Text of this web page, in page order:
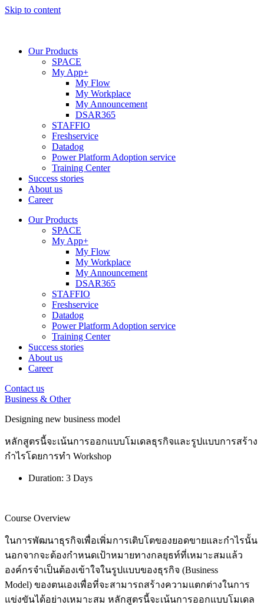
Skip to content
Our Products
SPACE
My App+
My Flow
My Workplace
My Announcement
DSAR365
STAFFIO
Freshservice
Datadog
Power Platform Adoption service
Training Center
Success stories
About us
Career
Our Products
SPACE
My App+
My Flow
My Workplace
My Announcement
DSAR365
STAFFIO
Freshservice
Datadog
Power Platform Adoption service
Training Center
Success stories
About us
Career
Contact us
Business & Other
Designing new business model
หลักสูตรนี้จะเน้นการออกแบบโมเดลธุรกิจและรูปแบบการสร้าง
กำไรโดยการทำ Workshop
Duration: 3 Days
Course Overview
ในการพัฒนาธุรกิจเพื่อเพิ่มการเติบโตของยอดขายและกำไรนั้น
นอกจากจะต้องกำหนดเป้าหมายทางกลยุธท์ที่เหมาะสมแล้ว
องค์กรจำเป็นต้องเข้าใจในรูปแบบของธุรกิจ (Business
Model) ของตนเองเพื่อที่จะสามารถสร้างความแตกต่างในการ
แข่งขันได้อย่างเหมาะสม หลักสูตรนี้จะเน้นการออกแบบโมเดล